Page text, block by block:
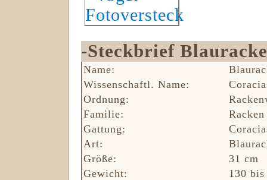
-Steckbrief
Name:
Wissenschaftl. Name:
Ordnung:
Familie:
Gattung:
Art:
Größe:
31 cm
Gewicht:
130